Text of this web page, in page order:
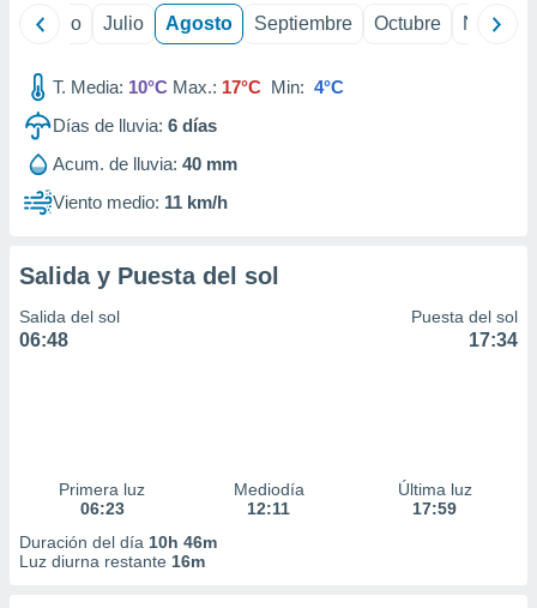
con el
e
publicidad
publicidad
de
Junio Julio Agosto Septiembre Octubre
T. Media: 10°C Max.: 17°C Min: 4°C
Días de lluvia: 6 días
Acum. de lluvia: 40 mm
Viento medio: 11 km/h
Salida y Puesta del sol
Salida del sol
06:48
Puesta del sol
17:34
Primera luz
06:23
Mediodía
12:11
Última luz
17:59
Duración del día 10h 46m
Luz diurna restante 16m